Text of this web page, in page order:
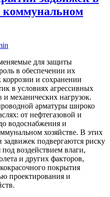
для защиты
в обеспечении их
коррозии и сохранении
в условиях агрессивных
и механических нагрузок.
арматуры широко
от нефтегазовой и
водоснабжения и
хозяйстве. В этих
задвижек подвергаются риску
воздействием влаги,
и других факторов,
покрытия
проектирования и